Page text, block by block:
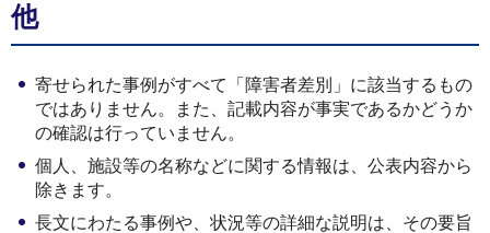
他
寄せられた事例がすべて「障害者差別」に該当するもの
ではありません。また、記載内容が事実であるかどうか
の確認は行っていません。
個人、施設等の名称などに関する情報は、公表内容から
除きます。
長文にわたる事例や、状況等の詳細な説明は、その要旨